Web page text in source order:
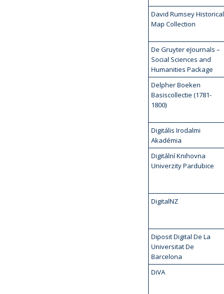
David Rumsey Historical
Map Collection
De Gruyter eJournals –
Social Sciences and
Humanities Package
Delpher Boeken
Basiscollectie (1781-
1800)
Digitális Irodalmi
Akadémia
Digitální Knihovna
Univerzity Pardubice
DigitalNZ
Diposit Digital De La
Universitat De
Barcelona
DiVA